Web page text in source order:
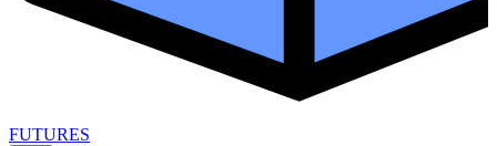
FUTURES